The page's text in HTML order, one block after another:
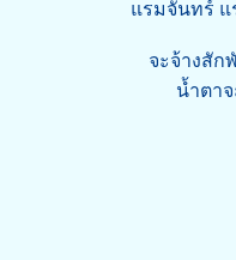
แรมจันทร์ แ
จะจ้างสัก
น้ำตา